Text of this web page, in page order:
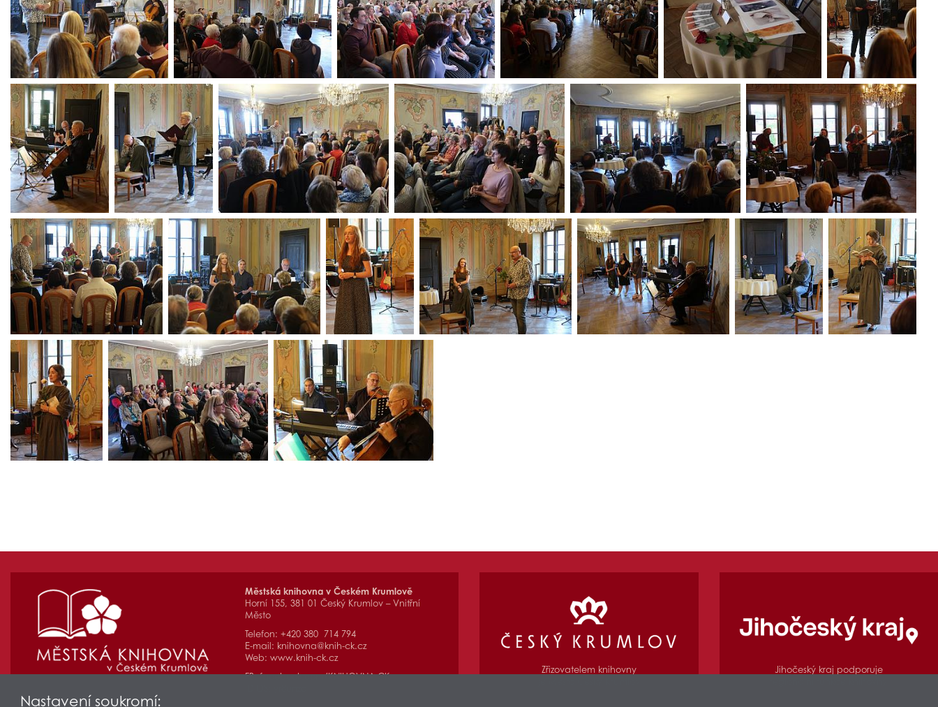
Městská knihovna v Českém Krumlově
Horní 155, 381 01 Český Krumlov – Vnitřní
Město
Telefon: +420 380 714 794
E-mail: knihovna@knih-ck.cz
Web: www.knih-ck.cz
FB:facebook.com/KNIHOVNA.CK
Zřizovatelem knihovny
Jihočeský kraj podporuje
Nastavení soukromí: